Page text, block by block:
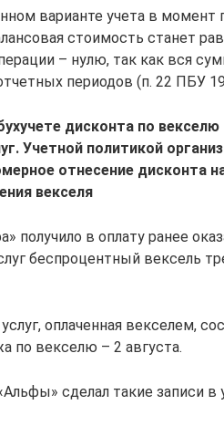
варианте учета в момент
стоимость станет
– нулю, так как вся
периодов (п. 22 ПБУ
дисконта по
Учетной политикой
отнесение дисконта
векселя
получило в оплату ранее
беспроцентный вексель
оплаченная векселем,
по векселю – 2 августа.
сделал такие записи в